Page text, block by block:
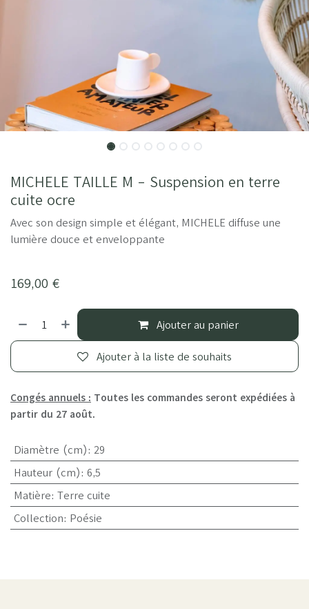
MICHELE TAILLE M - Suspension en terre
cuite ocre
Avec son design simple et élégant, MICHELE diffuse une
lumière douce et enveloppante
169,00 €
Ajouter au panier
Ajouter à la liste de souhaits
Congés annuels : Toutes les commandes seront expédiées à
partir du 27 août.
Diamètre (cm): 29
Hauteur (cm): 6,5
Matière: Terre cuite
Collection: Poésie